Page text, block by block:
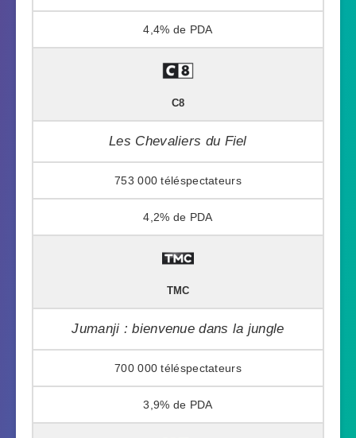
4,4%
C8
Les Chevaliers du Fiel
753 000
4,2%
TMC
Jumanji : bienvenue dans la jungle
700 000
3,9%